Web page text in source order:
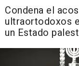
Condena el
ultraortodoxos
un Estado